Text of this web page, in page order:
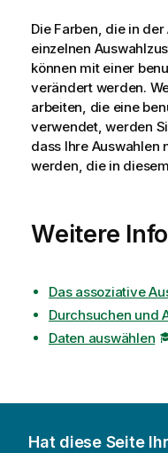
Die Farben, die in
einzelnen
können mit einer
verändert werden.
arbeiten, die eine
verwendet, werden
dass Ihre Auswahlen
werden, die in
Weitere
Das assoziative
Durchsuchen und
Daten auswählen
Hat diese Seite